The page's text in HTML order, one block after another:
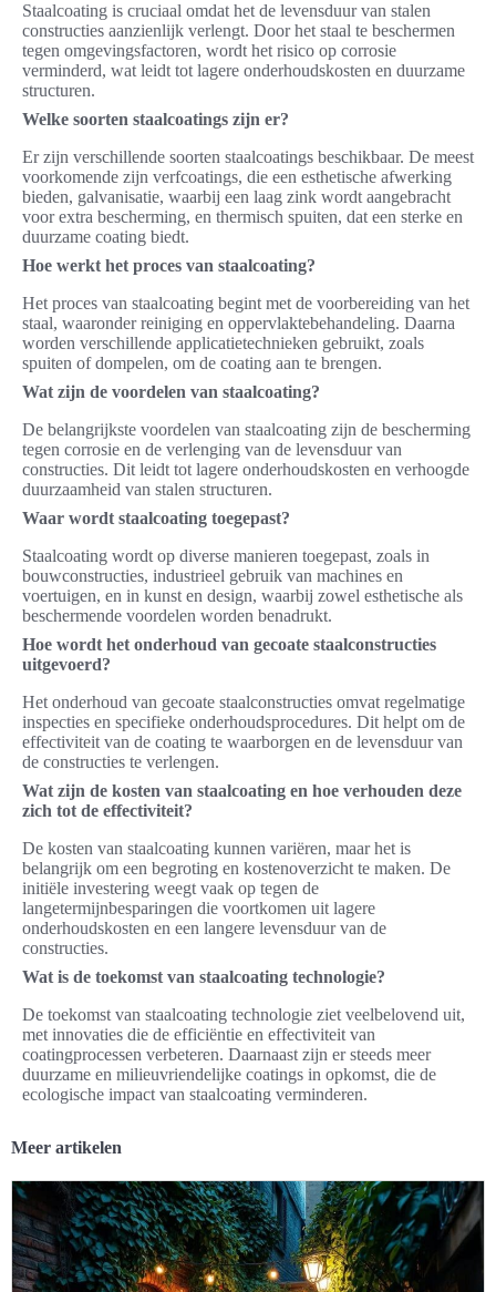
Staalcoating is cruciaal omdat het de levensduur van stalen
constructies aanzienlijk verlengt. Door het staal te beschermen
tegen omgevingsfactoren, wordt het risico op corrosie
verminderd, wat leidt tot lagere onderhoudskosten en duurzame
structuren.
Welke soorten staalcoatings zijn er?
Er zijn verschillende soorten staalcoatings beschikbaar. De meest
voorkomende zijn verfcoatings, die een esthetische afwerking
bieden, galvanisatie, waarbij een laag zink wordt aangebracht
voor extra bescherming, en thermisch spuiten, dat een sterke en
duurzame coating biedt.
Hoe werkt het proces van staalcoating?
Het proces van staalcoating begint met de voorbereiding van het
staal, waaronder reiniging en oppervlaktebehandeling. Daarna
worden verschillende applicatietechnieken gebruikt, zoals
spuiten of dompelen, om de coating aan te brengen.
Wat zijn de voordelen van staalcoating?
De belangrijkste voordelen van staalcoating zijn de bescherming
tegen corrosie en de verlenging van de levensduur van
constructies. Dit leidt tot lagere onderhoudskosten en verhoogde
duurzaamheid van stalen structuren.
Waar wordt staalcoating toegepast?
Staalcoating wordt op diverse manieren toegepast, zoals in
bouwconstructies, industrieel gebruik van machines en
voertuigen, en in kunst en design, waarbij zowel esthetische als
beschermende voordelen worden benadrukt.
Hoe wordt het onderhoud van gecoate staalconstructies
uitgevoerd?
Het onderhoud van gecoate staalconstructies omvat regelmatige
inspecties en specifieke onderhoudsprocedures. Dit helpt om de
effectiviteit van de coating te waarborgen en de levensduur van
de constructies te verlengen.
Wat zijn de kosten van staalcoating en hoe verhouden deze
zich tot de effectiviteit?
De kosten van staalcoating kunnen variëren, maar het is
belangrijk om een begroting en kostenoverzicht te maken. De
initiële investering weegt vaak op tegen de
langetermijnbesparingen die voortkomen uit lagere
onderhoudskosten en een langere levensduur van de
constructies.
Wat is de toekomst van staalcoating technologie?
De toekomst van staalcoating technologie ziet veelbelovend uit,
met innovaties die de efficiëntie en effectiviteit van
coatingprocessen verbeteren. Daarnaast zijn er steeds meer
duurzame en milieuvriendelijke coatings in opkomst, die de
ecologische impact van staalcoating verminderen.
Meer artikelen